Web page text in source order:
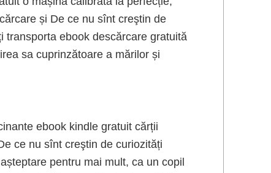
și De ce nu sînt creştin de
transporta ebook descărcare gratuită
sa cuprinzătoare a mărilor și
ebook kindle gratuit cărții
ce nu sînt creştin de curiozități
pentru mai mult, ca un copil